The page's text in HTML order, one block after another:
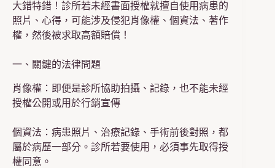
大錯特錯！診所若未經書面授權就擅自使用病患的
照片、心得，可能涉及侵犯肖像權、個資法、著作
權，然後被求取高額賠償！
一、關鍵的法律問題
肖像權：即便是診所協助拍攝、記錄，也不能未經
授權公開或用於行銷宣傳
個資法：病患照片、治療記錄、手術前後對照，都
屬於病歷一部分。診所若要使用，必須事先取得授
權同意。